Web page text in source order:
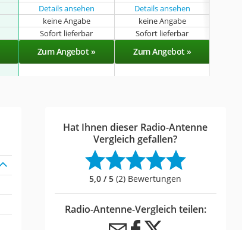
Details ansehen
Details ansehen
keine Angabe keine Angabe
Sofort lieferbar Sofort lieferbar
Zum Angebot » Zum Angebot »
Hat Ihnen dieser Radio-Antenne
Vergleich gefallen?
5,0 / 5 (2) Bewertungen
Radio-Antenne-Vergleich teilen: